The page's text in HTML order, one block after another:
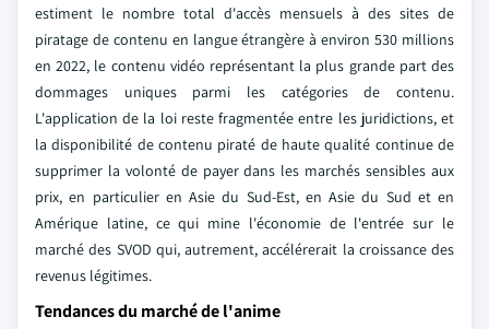
estiment le nombre total d'accès mensuels à des sites de
piratage de contenu en langue étrangère à environ 530 millions
en 2022, le contenu vidéo représentant la plus grande part des
dommages uniques parmi les catégories de contenu.
L'application de la loi reste fragmentée entre les juridictions, et
la disponibilité de contenu piraté de haute qualité continue de
supprimer la volonté de payer dans les marchés sensibles aux
prix, en particulier en Asie du Sud-Est, en Asie du Sud et en
Amérique latine, ce qui mine l'économie de l'entrée sur le
marché des SVOD qui, autrement, accélérerait la croissance des
revenus légitimes.
Tendances du marché de l'anime